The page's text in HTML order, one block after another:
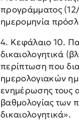
προγράμματος
ημερομηνία
4. Κεφάλαιο 10.
δικαιολογητικά
περίπτωση που
ημερολογιακών
ενημέρωσης τους
βαθμολογίας των
δικαιολογητικά».